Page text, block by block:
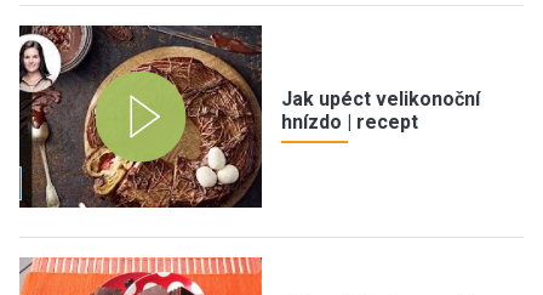
Jak upéct velikonoční
hnízdo | recept